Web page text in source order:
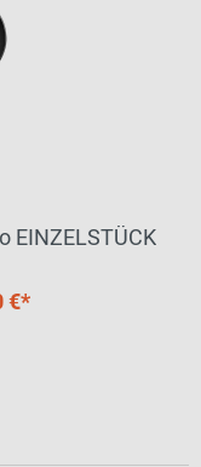
EINZELSTÜCK
€*